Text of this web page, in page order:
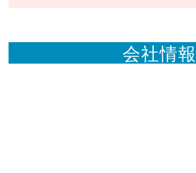
会社情報